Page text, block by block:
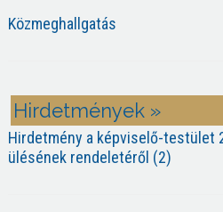
Közmeghallgatás
Hirdetmények »
Hirdetmény a képviselő-testület
ülésének rendeletéről (2)